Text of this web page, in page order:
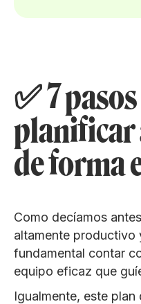
✅ 7
planificar
de forma
Como decíamos
altamente productivo
fundamental contar
equipo eficaz que
Igualmente, este plan